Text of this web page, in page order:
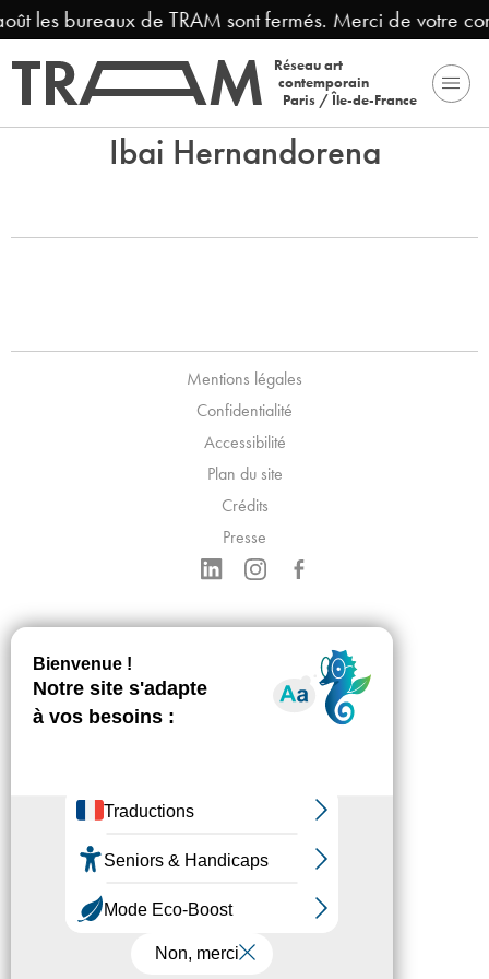
les bureaux de TRAM sont fermés. Merci de votre
Réseau art
contemporain
Paris / Île-de-France
Ibai Hernandorena
Mentions légales
Confidentialité
Accessibilité
Plan du site
Crédits
Presse